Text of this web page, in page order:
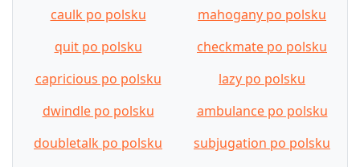
caulk po polsku
mahogany po polsku
quit po polsku
checkmate po polsku
capricious po polsku
lazy po polsku
dwindle po polsku
ambulance po polsku
doubletalk po polsku
subjugation po polsku